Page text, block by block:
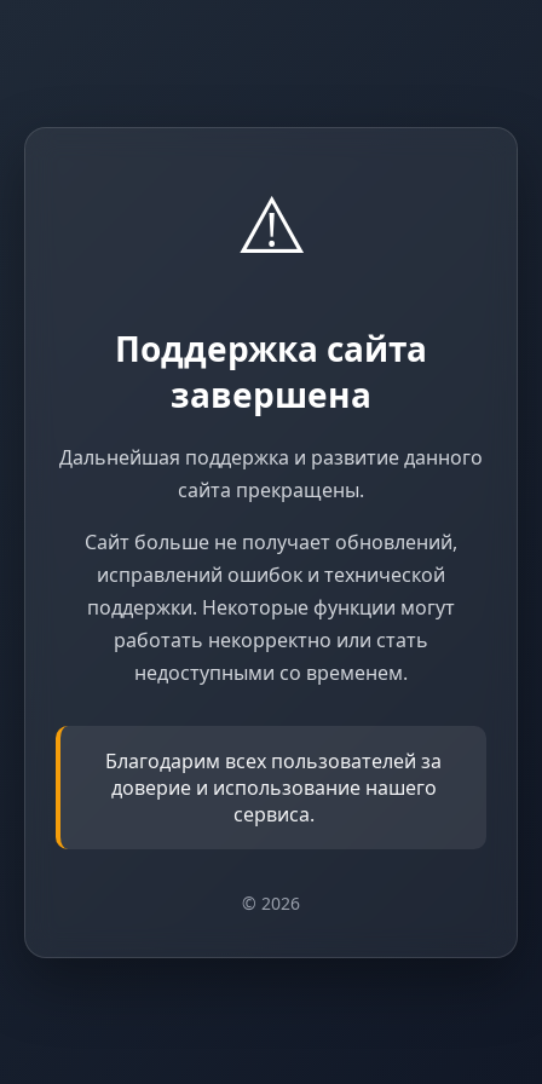
⚠️
Поддержка сайта
завершена
Дальнейшая поддержка и развитие данного
сайта прекращены.
Сайт больше не получает обновлений,
исправлений ошибок и технической
поддержки. Некоторые функции могут
работать некорректно или стать
недоступными со временем.
Благодарим всех пользователей за
доверие и использование нашего
сервиса.
© 2026